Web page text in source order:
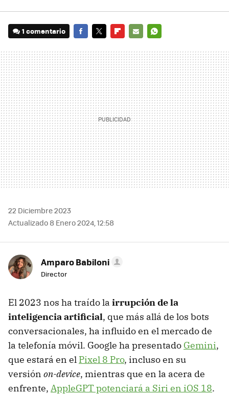
1 comentario
MAIL
22 Diciembre 2023
Actualizado 8 Enero 2024, 12:58
Amparo Babiloni
Director
El 2023 nos ha traído la irrupción de la
inteligencia artificial, que más allá de los bots
conversacionales, ha influido en el mercado de
la telefonía móvil. Google ha presentado Gemini,
que estará en el Pixel 8 Pro, incluso en su
versión on-device, mientras que en la acera de
enfrente, AppleGPT potenciará a Siri en iOS 18.